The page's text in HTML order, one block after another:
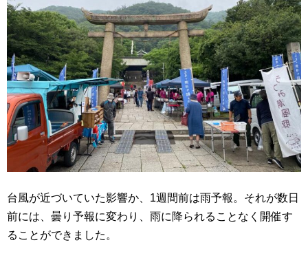
台風が近づいていた影響か、1週間前は雨予報。それが数日
前には、曇り予報に変わり、雨に降られることなく開催す
ることができました。